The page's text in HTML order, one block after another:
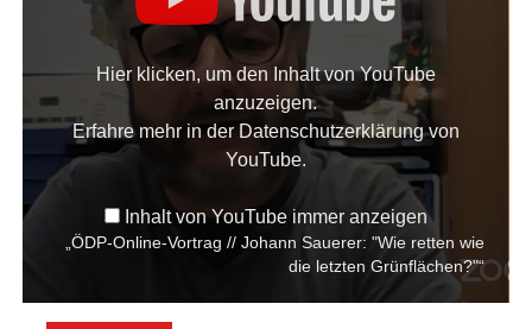
VORTRAG
SAUERER:
"WIE
RETTEN
DIE
LETZTEN
GRÜNFLÄCHEN?"“
ANZEIGEN
Hier klicken, um den Inhalt von YouTube
anzuzeigen.
Erfahre mehr in der Datenschutzerklärung von
YouTube.
Inhalt von YouTube immer anzeigen
„ÖDP-Online-Vortrag // Johann Sauerer: "Wie retten wie
die letzten Grünflächen?"“